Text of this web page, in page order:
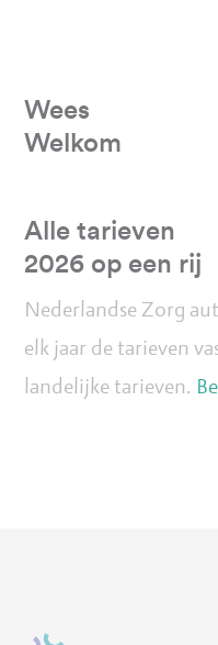
Wees
Welkom
Alle tarieven
2026 op een rij
Nederlandse Zorg
elk jaar de tarieven
landelijke tarieven.